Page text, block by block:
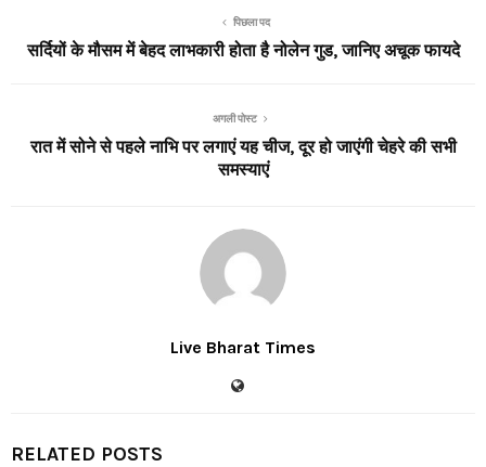
पिछला पद
सर्दियों के मौसम में बेहद लाभकारी होता है नोलेन गुड, जानिए अचूक फायदे
अगली पोस्ट
रात में सोने से पहले नाभि पर लगाएं यह चीज, दूर हो जाएंगी चेहरे की सभी
समस्याएं
Live Bharat Times
RELATED POSTS